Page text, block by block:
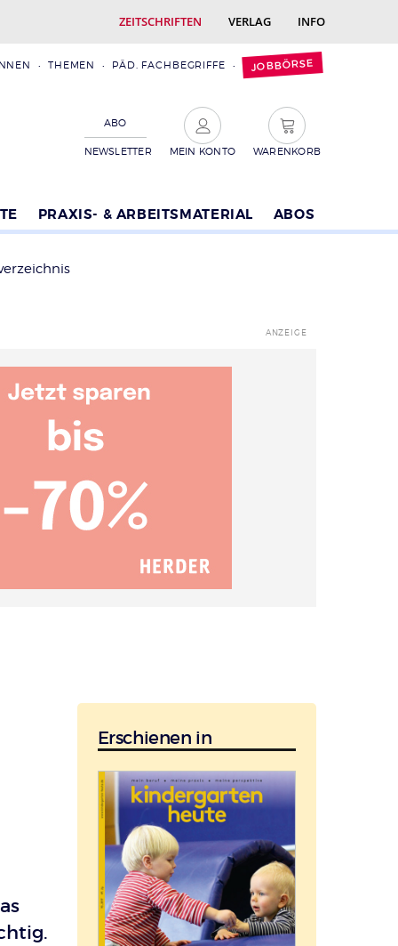
ZEITSCHRIFTEN VERLAG INFO
THEMEN PÄD. FACHBEGRIFFE JOBBÖRSE
ABO
NEWSLETTER MEIN KONTO WARENKORB
PRAXIS- & ARBEITSMATERIAL ABOS
Erschienen in